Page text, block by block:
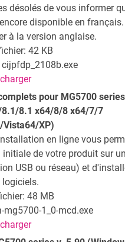
désolés de vous informer
disponible en français.
à la version anglaise.
42 KB
pour MG5700 series
8.1 x64/8/8 x64/7/7
XP)
en ligne vous
de votre produit sur
USB ou réseau) et
logiciels.
48 MB
1_0-mcd.exe